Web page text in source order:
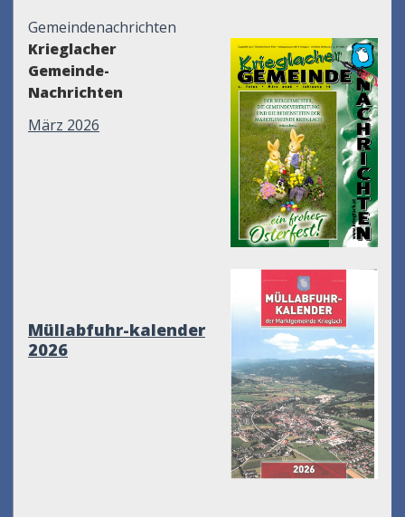
Gemeindenachrichten
Krieglacher
Gemeinde-
Nachrichten
März 2026
Müllabfuhr-kalender
2026